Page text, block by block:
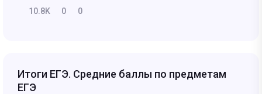
10.8K 0 0
Итоги ЕГЭ. Средние баллы по предметам
ЕГЭ